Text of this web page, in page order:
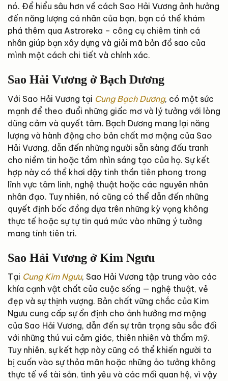
nó. Để hiểu sâu hơn về cách Sao Hải Vương ảnh hưởng
đến năng lượng cá nhân của bạn, bạn có thể khám
phá thêm qua Astroreka – công cụ chiêm tinh cá
nhân giúp bạn xây dựng và giải mã bản đồ sao của
mình một cách chi tiết và chính xác.
Sao Hải Vương ở Bạch Dương
Với Sao Hải Vương tại Cung Bạch Dương, có một sức
mạnh để theo đuổi những giấc mơ và lý tưởng với lòng
dũng cảm và quyết tâm. Bạch Dương mang lại năng
lượng và hành động cho bản chất mơ mộng của Sao
Hải Vương, dẫn đến những người sẵn sàng đấu tranh
cho niềm tin hoặc tầm nhìn sáng tạo của họ. Sự kết
hợp này có thể khơi dậy tinh thần tiên phong trong
lĩnh vực tâm linh, nghệ thuật hoặc các nguyên nhân
nhân đạo. Tuy nhiên, nó cũng có thể dẫn đến những
quyết định bốc đồng dựa trên những kỳ vọng không
thực tế hoặc sự tự tin quá mức vào những ý tưởng
mang tính tiên tri.
Sao Hải Vương ở Kim Ngưu
Tại Cung Kim Ngưu, Sao Hải Vương tập trung vào các
khía cạnh vật chất của cuộc sống — nghệ thuật, vẻ
đẹp và sự thịnh vượng. Bản chất vững chắc của Kim
Ngưu cung cấp sự ổn định cho ảnh hưởng mơ mộng
của Sao Hải Vương, dẫn đến sự trân trọng sâu sắc đối
với những thú vui cảm giác, thiên nhiên và thẩm mỹ.
Tuy nhiên, sự kết hợp này cũng có thể khiến người ta
bị cuốn vào sự thỏa mãn hoặc những ảo tưởng không
thực tế về tài sản, tình yêu và các mối quan hệ, vì vậy